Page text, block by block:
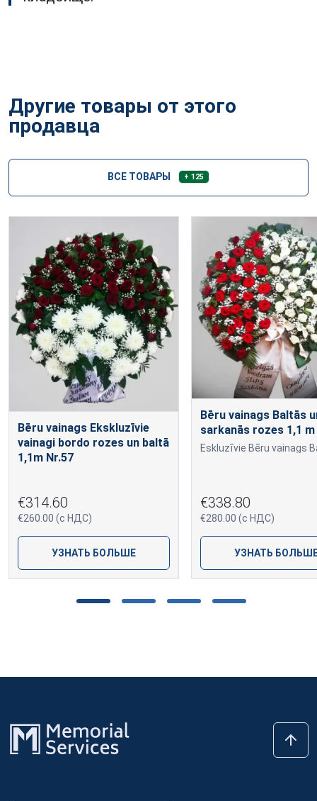
Другие товары от этого
продавца
ВСЕ ТОВАРЫ + 125
Bēru vainags Ekskluzīvie
vainagi bordo rozes un baltā
1,1m Nr.57
€314.60
€260.00 (с НДС)
УЗНАТЬ БОЛЬШЕ
Bēru vainags Baltās
sarkanās rozes 1,1 m
€338.80
€280.00 (с НДС)
УЗНАТЬ